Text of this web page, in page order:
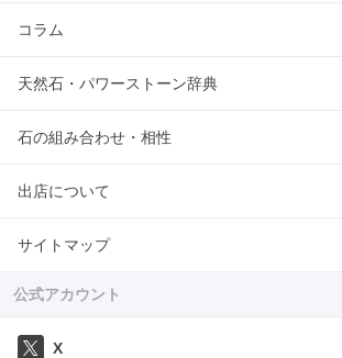
コラム
天然石・パワーストーン辞典
石の組み合わせ・相性
出店について
サイトマップ
公式アカウント
X